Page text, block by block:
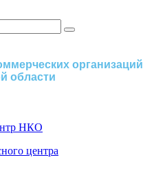
организаций
области
НКО
центра